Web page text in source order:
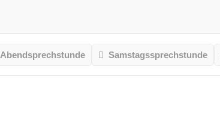
Abendsprechstunde Samstagssprechstunde